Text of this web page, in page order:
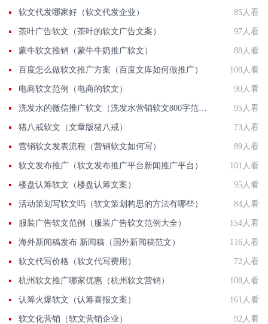
软文代发哪家好（软文代发企业） 85人看
茶叶广告软文（茶叶的软文广告文案） 97人看
蒙牛软文推销（蒙牛牛奶推广软文） 88人看
百度怎么做软文推广方案（百度文库如何做推广） 108人看
电商软文范例（电商的软文） 90人看
95人看
猪八戒软文（文章版猪八戒） 73人看
营销软文发表流程（营销软文如何写） 89人看
软文发布推广（软文发布推广平台新闻推广平台） 101人看
楼盘认筹软文（楼盘认筹文案） 95人看
活动策划写软文吗（软文策划构思的方法有哪些） 84人看
服装广告软文范例（服装广告软文范例大全） 154人看
海外新闻稿发布 新闻稿（国外新闻稿范文） 116人看
软文代写价格（软文代写费用） 72人看
杭州软文推广哪家优惠（杭州软文营销） 108人看
认筹火爆软文（认筹喜报文案） 161人看
软文化营销（软文营销企业） 92人看